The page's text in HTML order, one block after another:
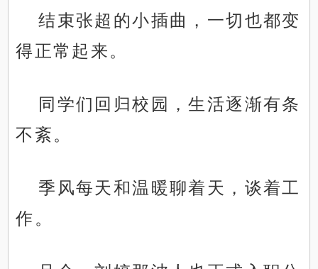
结束张超的小插曲，一切也都变
得正常起来。
同学们回归校园，生活逐渐有条
不紊。
季风每天和温暖聊着天，谈着工
作。